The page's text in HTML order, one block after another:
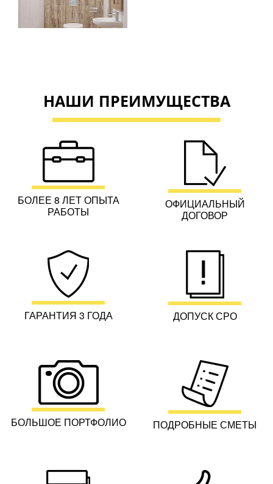
НАШИ ПРЕИМУЩЕСТВА
БОЛЕЕ 8 ЛЕТ ОПЫТА
РАБОТЫ
ОФИЦИАЛЬНЫЙ
ДОГОВОР
ГАРАНТИЯ 3 ГОДА ДОПУСК СРО
БОЛЬШОЕ ПОРТФОЛИО ПОДРОБНЫЕ СМЕТЫ